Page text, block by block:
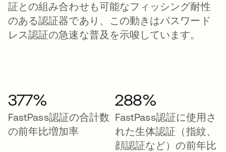
証との組み合わせも可能なフィッシング耐性
のある認証器であり、この動きはパスワード
レス認証の急速な普及を示唆しています。
377%
FastPass認証の合計数
の前年比増加率
288%
FastPass認証に使用さ
れた生体認証（指紋、
顔認証など）の前年比